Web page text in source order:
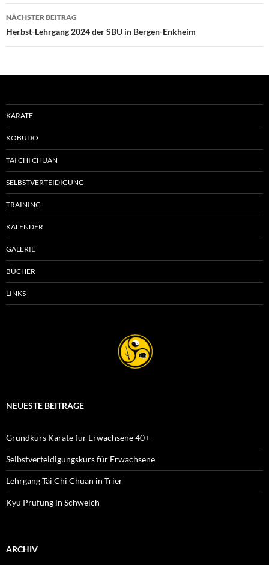
NÄCHSTER BEITRAG
Herbst-Lehrgang 2024 der SBU in Bergen-Enkheim
KARATE
KOBUDO
TAI CHI CHUAN
SELBSTVERTEIDIGUNG
TRAINING
KALENDER
GALERIE
BÜCHER
LINKS
NEUESTE BEITRÄGE
Grundkurs Karate für Erwachsene 40+
Selbstverteidigungskurs für Erwachsene
Lehrgang Tai Chi Chuan in Trier
Kyu Prüfung in Schweich
ARCHIV